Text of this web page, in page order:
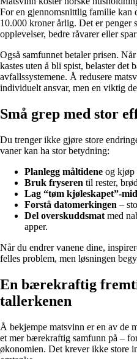
For en gjennomsnittlig familie kan
10.000 kroner årlig. Det er penger
opplevelser, bedre råvarer eller
Også samfunnet betaler prisen.
kastes uten å bli spist, belaster
avfallssystemene. Å redusere
individuelt ansvar, men en viktig
Små grep med stor
Du trenger ikke gjøre store
vaner kan ha stor betydning:
Planlegg måltidene og kjøp
Bruk fryseren til rester,
Lag “tøm kjøleskapet”-
Forstå datomerkingen –
Del overskuddsmat med
apper.
Når du endrer vanene dine,
felles problem, men løsningen
En bærekraftig
tallerkenen
Å bekjempe matsvinn er en av de
et mer bærekraftig samfunn på –
økonomien. Det krever ikke store